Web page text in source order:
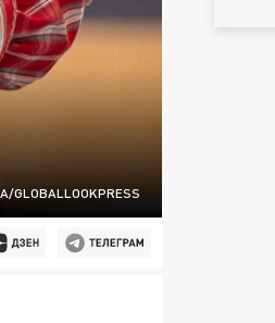
GLOBALLOOKPRESS